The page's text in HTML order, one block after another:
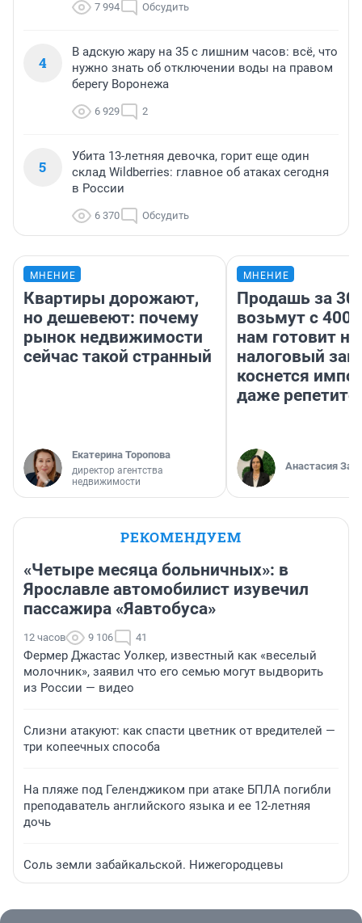
7 994 Обсудить
4
В адскую жару на 35 с лишним часов: всё, что
нужно знать об отключении воды на правом
берегу Воронежа
6 929 2
5
Убита 13-летняя девочка, горит еще один
склад Wildberries: главное об атаках сегодня
в России
6 370 Обсудить
МНЕНИЕ
Квартиры дорожают,
но дешевеют: почему
рынок недвижимости
сейчас такой странный
Екатерина Торопова
директор агентства
недвижимости
МНЕНИЕ
Продашь за
возьмут с
нам готовит
налоговый
коснется
даже
Анастасия
РЕКОМЕНДУЕМ
«Четыре месяца больничных»: в
Ярославле автомобилист изувечил
пассажира «Яавтобуса»
12 часов 9 106 41
Фермер Джастас Уолкер, известный как «веселый
молочник», заявил что его семью могут выдворить
из России — видео
Слизни атакуют: как спасти цветник от вредителей —
три копеечных способа
На пляже под Геленджиком при атаке БПЛА погибли
преподаватель английского языка и ее 12-летняя
дочь
Соль земли забайкальской. Нижегородцевы